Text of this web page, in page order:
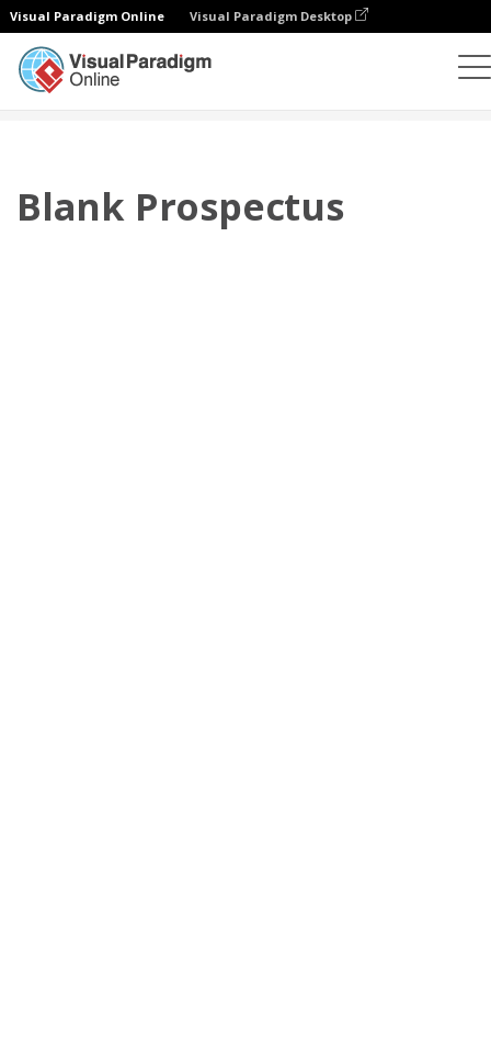
Visual Paradigm Online Visual Paradigm Desktop
Blank Prospectus